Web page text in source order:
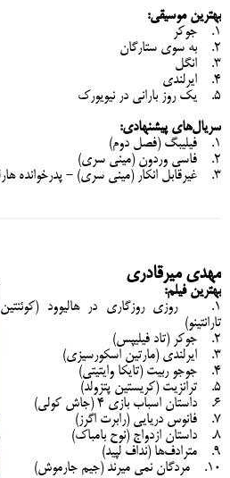
بهترین موسیقی:
1. جوکر
2. به سوی ستارگان
3. انگل
4. ایرلندی
5. یک روز بارانی در نیویورک
سریال‌های پیشنهادی:
1. فیلیبگ (فصل دوم)
2. فاسی وردون (مینی سری)
3. غیرقابل انکار (مینی سری) - پدرخوانده هارلم (فصل اول)
مهدی میرقادری
بهترین فیلم:
1. روزی روزگاری در هالیوود (کوئنتین
تارانتینو)
2. جوکر (تاد فیلیپس)
3. ایرلندی (مارتین اسکورسیزی)
4. جوجو ربیت (تایکا وایتیتی)
5. ترانزیت (کریستین پتزولد)
6. داستان اسباب بازی 4 (جاش کولی)
7. فانوس دریایی (رابرت اگرز)
8. داستان ازدواج (نوح بامباک)
9. مترادف‌ها (نداف لپید)
10. مردگان نمی میرند (جیم جارموش)